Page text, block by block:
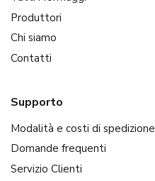
Produttori
Chi siamo
Contatti
Supporto
Modalità e costi di spedizione
Domande frequenti
Servizio Clienti